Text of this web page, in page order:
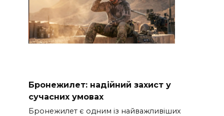
Бронежилет: надійний захист у
сучасних умовах
Бронежилет є одним із найважливіших